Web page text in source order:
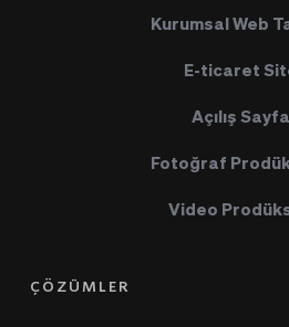
Kurumsal Web
E-ticaret
Açılış
Fotoğraf
Video
ÇÖZÜMLER